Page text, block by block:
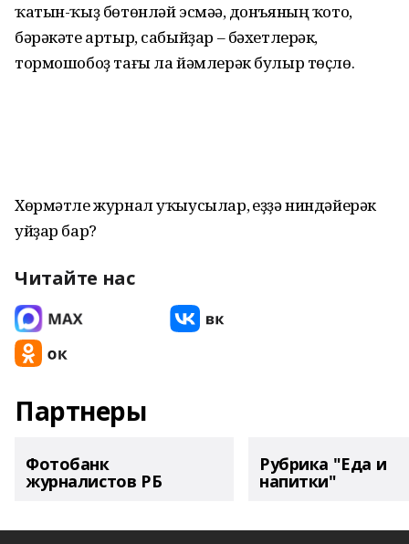
ҡатын-ҡыҙ бөтөнләй эсмәһә, донъяның ҡото,
бәрәкәте артыр, сабыйҙар ‒ бәхетлерәк,
тормошобоҙ тағы ла йәмлерәк булыр төҫлө.
Хөрмәтле журнал уҡыусылар, һеҙҙә ниндәйерәк
уйҙар бар?
Читайте нас
Партнеры
Фотобанк
журналистов РБ
Рубрика "Еда и
напитки"